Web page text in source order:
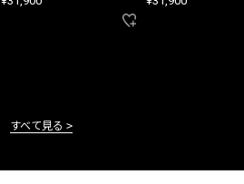
すべて見る